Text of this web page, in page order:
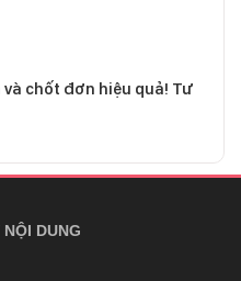
chốt đơn hiệu quả! Tư
DUNG